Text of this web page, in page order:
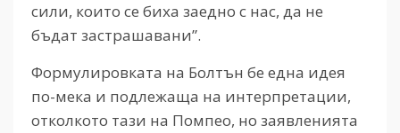
сили, които се биха заедно с нас, да не
бъдат застрашавани”.
Формулировката на Болтън бе една идея
по-мека и подлежаща на интерпретации,
отколкото тази на Помпео, но заявленията